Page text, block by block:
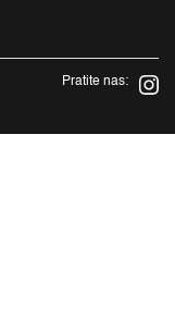
Pratite nas: